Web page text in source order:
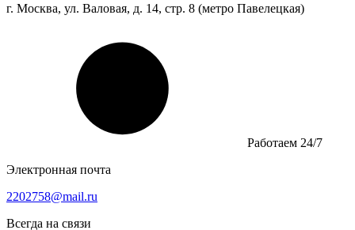
г. Москва, ул. Валовая, д. 14, стр. 8 (метро Павелецкая)
Работаем 24/7
Электронная почта
2202758@mail.ru
Всегда на связи